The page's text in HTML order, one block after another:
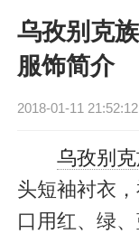
乌孜别克
服饰简介
2018-01-11 21:52:12
乌孜别
头短袖衬衣
口用红、绿